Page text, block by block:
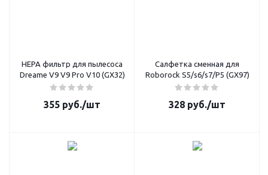
HEPA фильтр для пылесоса
Dreame V9 V9 Pro V10 (GX32)
355 руб./шт
Салфетка сменная для
Roborock S5/s6/s7/P5 (GX97)
328 руб./шт